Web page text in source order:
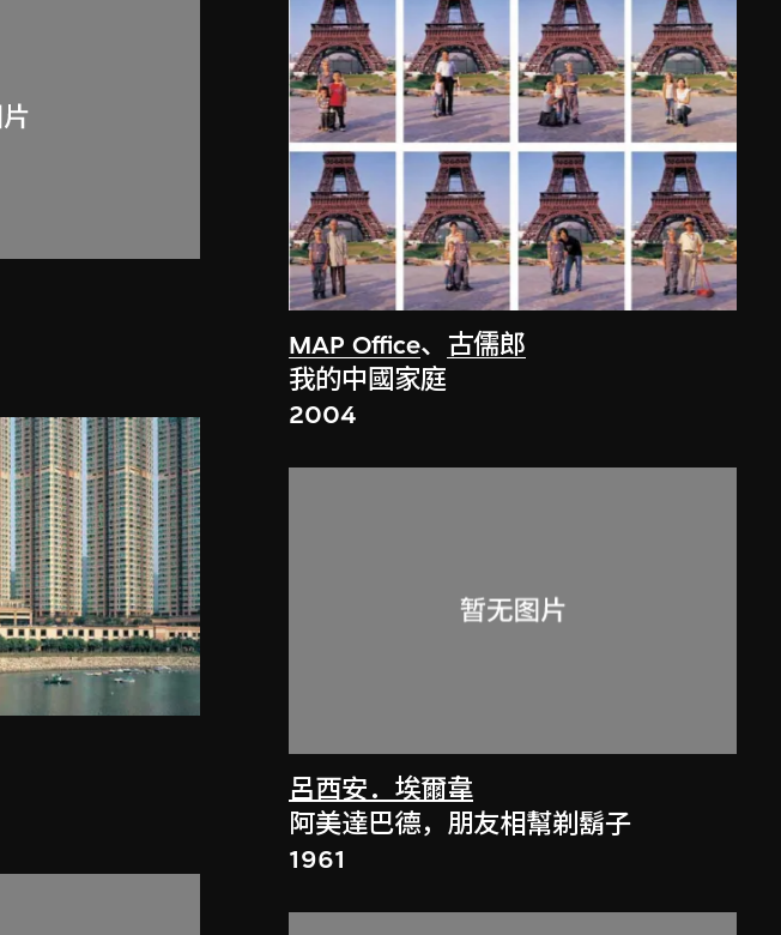
MAP Office、 古儒郎
我的中國家庭
2004
呂西安．埃爾韋
阿美達巴德，朋友相幫剃鬍子
1961